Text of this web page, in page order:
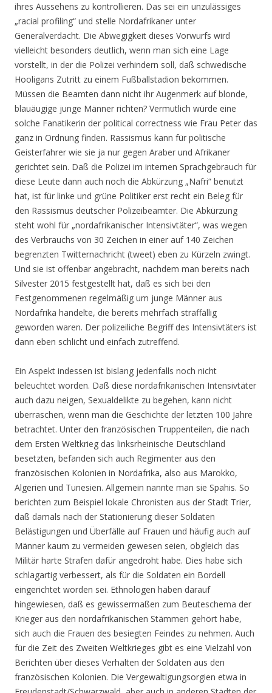
ihres Aussehens zu kontrollieren. Das sei ein unzulässiges
„racial profiling“ und stelle Nordafrikaner unter
Generalverdacht. Die Abwegigkeit dieses Vorwurfs wird
vielleicht besonders deutlich, wenn man sich eine Lage
vorstellt, in der die Polizei verhindern soll, daß schwedische
Hooligans Zutritt zu einem Fußballstadion bekommen.
Müssen die Beamten dann nicht ihr Augenmerk auf blonde,
blauäugige junge Männer richten? Vermutlich würde eine
solche Fanatikerin der political correctness wie Frau Peter das
ganz in Ordnung finden. Rassismus kann für politische
Geisterfahrer wie sie ja nur gegen Araber und Afrikaner
gerichtet sein. Daß die Polizei im internen Sprachgebrauch für
diese Leute dann auch noch die Abkürzung „Nafri“ benutzt
hat, ist für linke und grüne Politiker erst recht ein Beleg für
den Rassismus deutscher Polizeibeamter. Die Abkürzung
steht wohl für „nordafrikanischer Intensivtäter“, was wegen
des Verbrauchs von 30 Zeichen in einer auf 140 Zeichen
begrenzten Twitternachricht (tweet) eben zu Kürzeln zwingt.
Und sie ist offenbar angebracht, nachdem man bereits nach
Silvester 2015 festgestellt hat, daß es sich bei den
Festgenommenen regelmäßig um junge Männer aus
Nordafrika handelte, die bereits mehrfach straffällig
geworden waren. Der polizeiliche Begriff des Intensivtäters ist
dann eben schlicht und einfach zutreffend.
Ein Aspekt indessen ist bislang jedenfalls noch nicht
beleuchtet worden. Daß diese nordafrikanischen Intensivtäter
auch dazu neigen, Sexualdelikte zu begehen, kann nicht
überraschen, wenn man die Geschichte der letzten 100 Jahre
betrachtet. Unter den französischen Truppenteilen, die nach
dem Ersten Weltkrieg das linksrheinische Deutschland
besetzten, befanden sich auch Regimenter aus den
französischen Kolonien in Nordafrika, also aus Marokko,
Algerien und Tunesien. Allgemein nannte man sie Spahis. So
berichten zum Beispiel lokale Chronisten aus der Stadt Trier,
daß damals nach der Stationierung dieser Soldaten
Belästigungen und Überfälle auf Frauen und häufig auch auf
Männer kaum zu vermeiden gewesen seien, obgleich das
Militär harte Strafen dafür angedroht habe. Dies habe sich
schlagartig verbessert, als für die Soldaten ein Bordell
eingerichtet worden sei. Ethnologen haben darauf
hingewiesen, daß es gewissermaßen zum Beuteschema der
Krieger aus den nordafrikanischen Stämmen gehört habe,
sich auch die Frauen des besiegten Feindes zu nehmen. Auch
für die Zeit des Zweiten Weltkrieges gibt es eine Vielzahl von
Berichten über dieses Verhalten der Soldaten aus den
französischen Kolonien. Die Vergewaltigungsorgien etwa in